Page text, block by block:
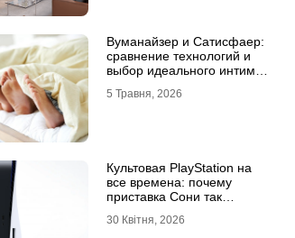
Вуманайзер и Сатисфаер:
сравнение технологий и
выбор идеального интим-
5 Травня, 2026
Культовая PlayStation на
все времена: почему
приставка Сони так
30 Квітня, 2026